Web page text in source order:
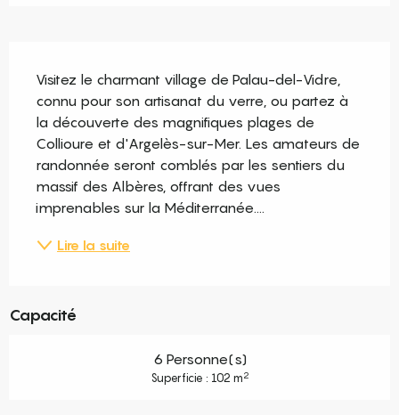
Visitez le charmant village de Palau-del-Vidre,
connu pour son artisanat du verre, ou partez à
la découverte des magnifiques plages de
Collioure et d'Argelès-sur-Mer. Les amateurs de
randonnée seront comblés par les sentiers du
massif des Albères, offrant des vues
imprenables sur la Méditerranée....
Lire la suite
Capacité
6 Personne(s)
Superficie : 102 m2